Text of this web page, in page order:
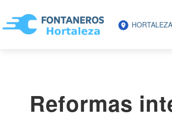
HORTALEZA
Reformas